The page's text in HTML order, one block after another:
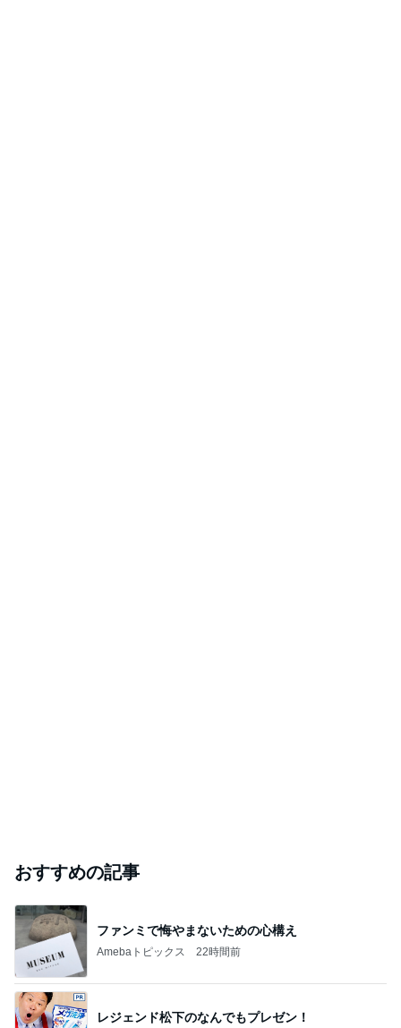
おすすめの記事
ファンミで悔やまないための心構え
Amebaトピックス 22時間前
レジェンド松下のなんでもプレゼン！